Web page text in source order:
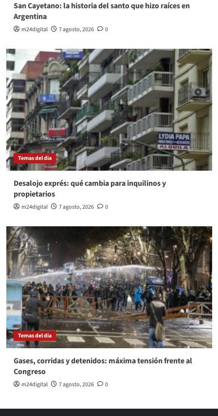
San Cayetano: la historia del santo que hizo raíces en
Argentina
m24digital 7 agosto, 2026 0
Temas del dia
Desalojo exprés: qué cambia para inquilinos y
propietarios
m24digital 7 agosto, 2026 0
Temas del dia
Gases, corridas y detenidos: máxima tensión frente al
Congreso
m24digital 7 agosto, 2026 0